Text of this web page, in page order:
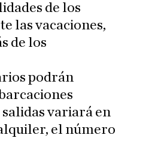
de los
las vacaciones,
de los
podrán
variará en
el número